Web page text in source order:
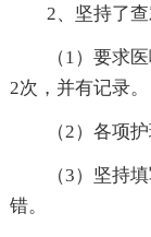
2、坚持了查
（1）要求医
2次，并有记录。
（2）各项护
（3）坚持填
错。